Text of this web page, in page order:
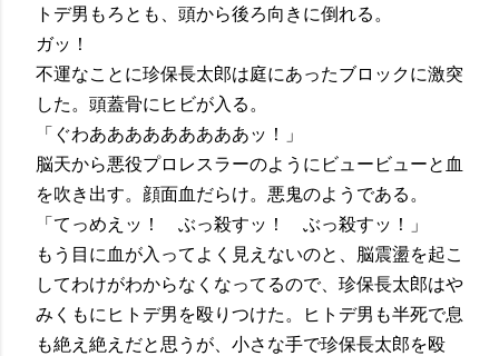
トデ男もろとも、頭から後ろ向きに倒れる。
ガッ！
不運なことに珍保長太郎は庭にあったブロックに激突
した。頭蓋骨にヒビが入る。
「ぐわあああああああああッ！」
脳天から悪役プロレスラーのようにビュービューと血
を吹き出す。顔面血だらけ。悪鬼のようである。
「てっめえッ！ ぶっ殺すッ！ ぶっ殺すッ！」
もう目に血が入ってよく見えないのと、脳震盪を起こ
してわけがわからなくなってるので、珍保長太郎はや
みくもにヒトデ男を殴りつけた。ヒトデ男も半死で息
も絶え絶えだと思うが、小さな手で珍保長太郎を殴